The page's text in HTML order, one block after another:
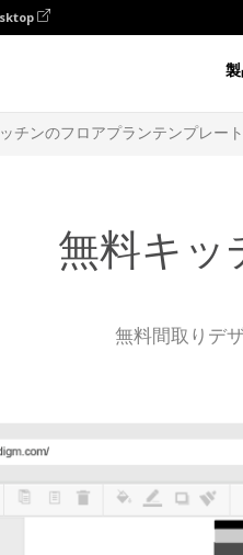
チンのフロアプランテンプレート
無料キッ
無料間取りデ